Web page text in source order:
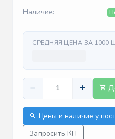
Наличие:
СРЕДНЯЯ ЦЕНА ЗА 1000
− +
Цены и наличие у
Запросить КП